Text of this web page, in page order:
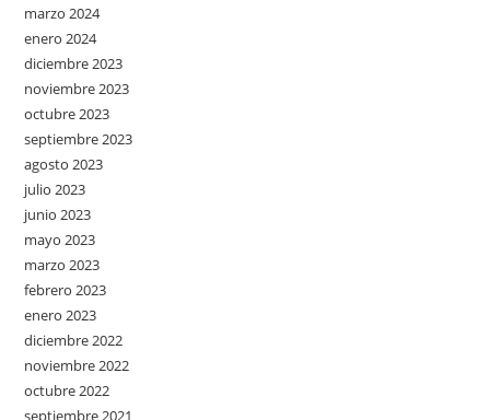
marzo 2024
enero 2024
diciembre 2023
noviembre 2023
octubre 2023
septiembre 2023
agosto 2023
julio 2023
junio 2023
mayo 2023
marzo 2023
febrero 2023
enero 2023
diciembre 2022
noviembre 2022
octubre 2022
septiembre 2021